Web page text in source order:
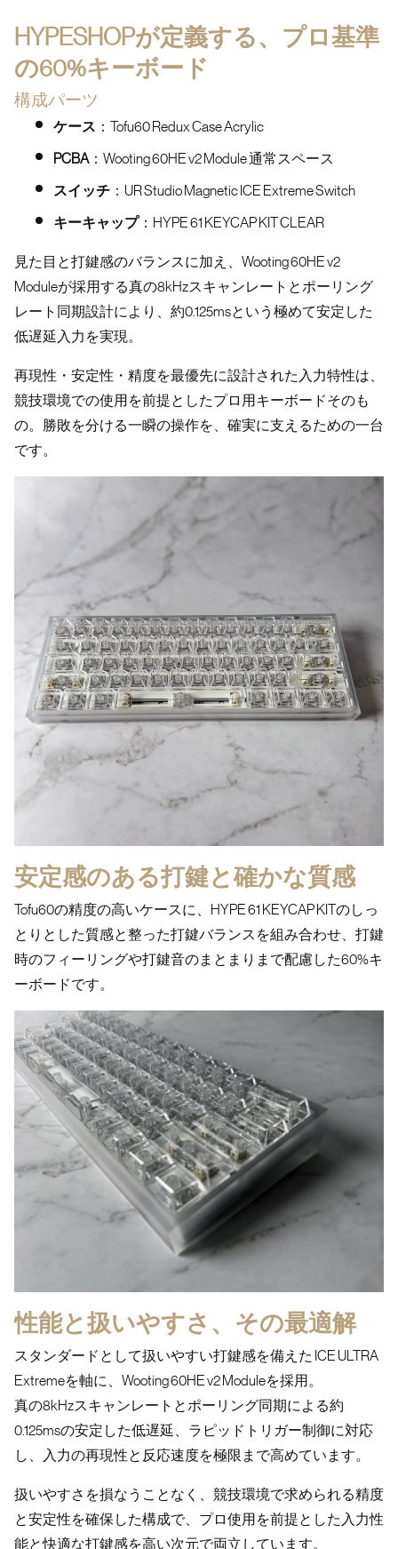
HYPESHOPが定義する、プロ基準
の60%キーボード
構成パーツ
ケース ：Tofu60 Redux CaseAcrylic
PCBA：Wooting 60HE v2 Module 通常スペース
スイッチ ：UR Studio Magnetic ICE Extreme Switch
キーキャップ：HYPE 61 KEYCAP KIT CLEAR
見た目と打鍵感のバランスに加え、 Wooting 60HE v2
Moduleが採用する真の8kHzスキャンレートとポーリング
レート同期設計により、約0.125msという極めて安定した
低遅延入力を実現。
再現性・安定性・精度を最優先に設計された入力特性は、
競技環境での使用を前提としたプロ用キーボードそのも
の。勝敗を分ける一瞬の操作を、確実に支えるための一台
です。
安定感のある打鍵と確かな質感
Tofu60の精度の高いケースに、HYPE 61 KEYCAP KITのしっ
とりとした質感と整った打鍵バランスを組み合わせ、打鍵
時のフィーリングや打鍵音のまとまりまで配慮した60%キ
ーボードです。
性能と扱いやすさ、その最適解
スタンダードとして扱いやすい打鍵感を備えた ICE ULTRA
Extremeを軸に、 Wooting 60HE v2 Moduleを採用。
真の8kHzスキャンレートとポーリング同期による約
0.125msの安定した低遅延、ラピッドトリガー制御に対応
し、入力の再現性と反応速度を極限まで高めています。
扱いやすさを損なうことなく、競技環境で求められる精度
と安定性を確保した構成で、プロ使用を前提とした入力性
能と快適な打鍵感を高い次元で両立しています。